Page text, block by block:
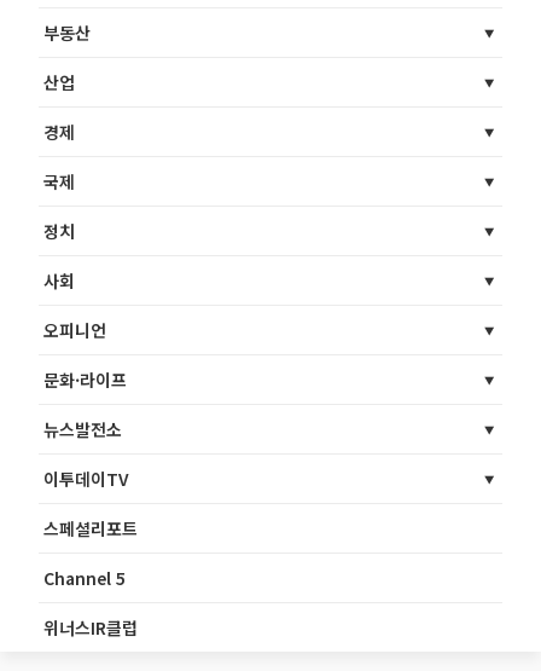
부동산
산업
경제
국제
정치
사회
오피니언
문화·라이프
뉴스발전소
이투데이TV
스페셜리포트
Channel 5
위너스IR클럽